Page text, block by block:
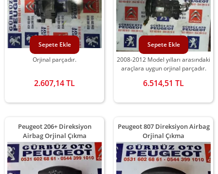
Orjinal parçadır.
2.607,14 TL
Sepete Ekle
2008-2012 Model yılları arasındaki
araçlara uygun orjinal parçadır.
6.514,51 TL
Sepete Ekle
Peugeot 206+ Direksiyon
Airbag Orjinal Çıkma
Peugeot 807 Direksiyon Airbag
Orjinal Çıkma